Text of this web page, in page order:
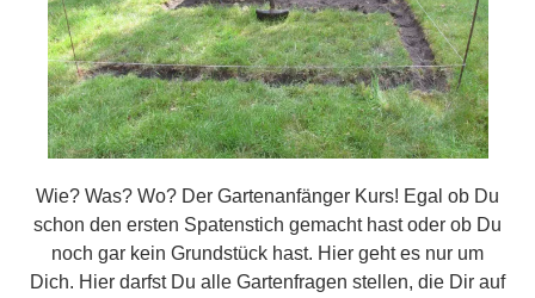
Wie? Was? Wo? Der Gartenanfänger Kurs! Egal ob Du
schon den ersten Spatenstich gemacht hast oder ob Du
noch gar kein Grundstück hast. Hier geht es nur um
Dich. Hier darfst Du alle Gartenfragen stellen, die Dir auf